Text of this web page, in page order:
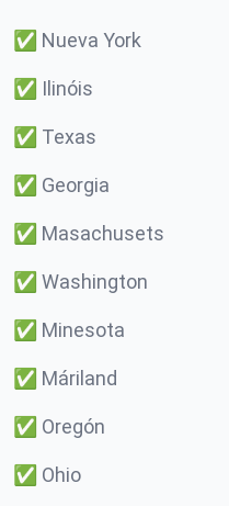
✅ Nueva York
✅ Ilinóis
✅ Texas
✅ Georgia
✅ Masachusets
✅ Washington
✅ Minesota
✅ Máriland
✅ Oregón
✅ Ohio